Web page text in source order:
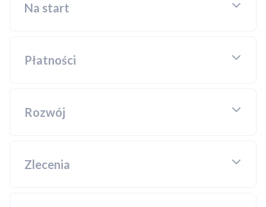
Na start
Płatności
Rozwój
Zlecenia